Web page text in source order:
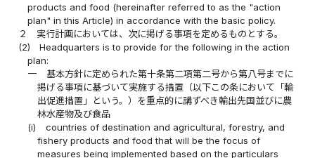
products and food (hereinafter referred to as the "action
plan" in this Article) in accordance with the basic policy.
２
実行計画においては、次に掲げる事項を定めるものとする。
(2)
Headquarters is to provide for the following in the action
plan:
一
基本方針に定められた第十条第二項第二号から第八号までに
掲げる事項に基づいて実施する措置（以下この条において「輸
出促進措置」という。）を重点的に講ずべき輸出先国並びに農
林水産物及び食品
(i)
countries of destination and agricultural, forestry, and
fishery products and food that will be the focus of
measures being implemented based on the particulars